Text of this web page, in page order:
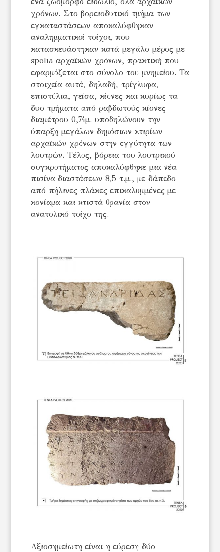
χρόνων. Στο βορειοδυτικό τμήμα των
εγκαταστάσεων αποκαλύφθηκαν
αναλημματικοί τοίχοι, που
κατασκευάστηκαν κατά μεγάλο μέρος με
spolia αρχαϊκών χρόνων, πρακτική που
εφαρμόζεται στο σύνολο του μνημείου. Τα
στοιχεία αυτά, δηλαδή, τρίγλυφα,
επιστύλια, γείσα, κίονες και κυρίως τα
δυο τμήματα από ραβδωτούς κίονες
διαμέτρου 0,74μ. υποδηλώνουν την
ύπαρξη μεγάλων δημόσιων κτιρίων
αρχαϊκών χρόνων στην εγγύτητα των
λουτρών. Τέλος, βόρεια του λουτρικού
συγκροτήματος αποκαλύφθηκε μια νέα
πισίνα διαστάσεων 8,5 τ.μ., με δάπεδο
από πήλινες πλάκες επικαλυμμένες με
κονίαμα και κτιστά θρανία στον
ανατολικό τοίχο της.
Αξιοσημείωτη είναι η εύρεση δύο